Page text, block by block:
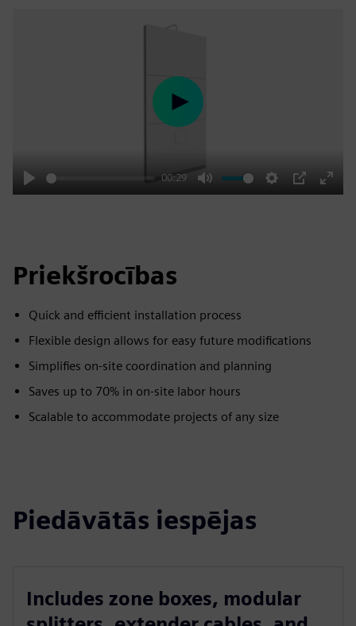
Play
00:29
Mute Settings
PIP
Enter
Play
Priekšrocības
Quick and efficient installation process
Flexible design allows for easy future modifications
Simplifies on-site coordination and planning
Saves up to 70% in on-site labor hours
Scalable to accommodate projects of any size
Piedāvātās iespējas
Includes zone boxes, modular